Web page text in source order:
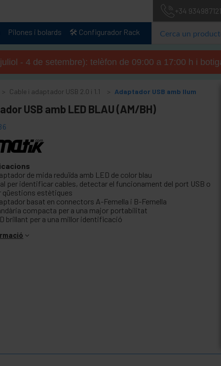
+34 934987121
Pilones i bolards 🛠️ Configurador Rack
- 4 de setembre): telèfon de 09:00 a 17:00 h i
Cable i adaptador USB 2.0 i 1.1 Adaptador USB amb llum
USB amb LED BLAU (AM/BH)
de mida reduïda amb LED de color blau
per identificar cables, detectar el funcionament del port USB o
qüestions estètiques
basat en connectors A-Femella i B-Femella
compacta per a una major portabilitat
brillant per a una millor identificació